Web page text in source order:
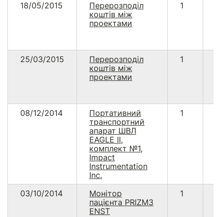
18/05/2015
Перерозподіл
коштів між
проектами
1
25/03/2015
Перерозподіл
коштів між
проектами
1
08/12/2014
Портативний
транспортний
апарат ШВЛ
EAGLE II,
комплект №1,
Impact
Instrumentation
Inc.
1
03/10/2014
Монітор
пацієнта PRIZM3
ENST
1